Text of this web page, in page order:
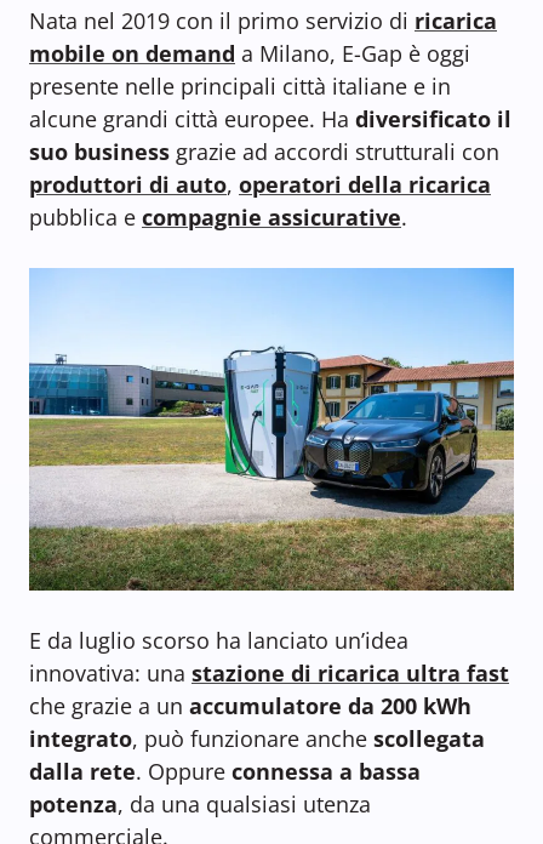
Nata nel 2019 con il primo servizio di ricarica
mobile on demand a Milano, E-Gap è oggi
presente nelle principali città italiane e in
alcune grandi città europee. Ha diversificato il
suo business grazie ad accordi strutturali con
produttori di auto, operatori della ricarica
pubblica e compagnie assicurative.
E da luglio scorso ha lanciato un’idea
innovativa: una stazione di ricarica ultra fast
che grazie a un accumulatore da 200 kWh
integrato, può funzionare anche scollegata
dalla rete. Oppure connessa a bassa
potenza, da una qualsiasi utenza
commerciale.